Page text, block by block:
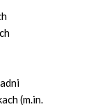
(m.in.